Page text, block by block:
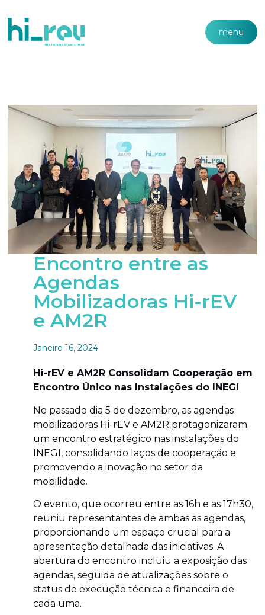
menu
Encontro entre as
Agendas
Mobilizadoras Hi-rEV
e AM2R
Janeiro 16, 2024
Hi-rEV e AM2R Consolidam Cooperação em
Encontro Único nas Instalações do INEGI
No passado dia 5 de dezembro, as agendas
mobilizadoras Hi-rEV e AM2R protagonizaram
um encontro estratégico nas instalações do
INEGI, consolidando laços de cooperação e
promovendo a inovação no setor da
mobilidade.
O evento, que ocorreu entre as 16h e as 17h30,
reuniu representantes de ambas as agendas,
proporcionando um espaço crucial para a
apresentação detalhada das iniciativas. A
abertura do encontro incluiu a exposição das
agendas, seguida de atualizações sobre o
status de execução técnica e financeira de
cada uma.